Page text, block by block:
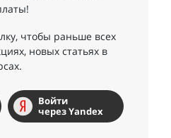
чтобы раньше всех
новых статьях в
Войти
через Yandex